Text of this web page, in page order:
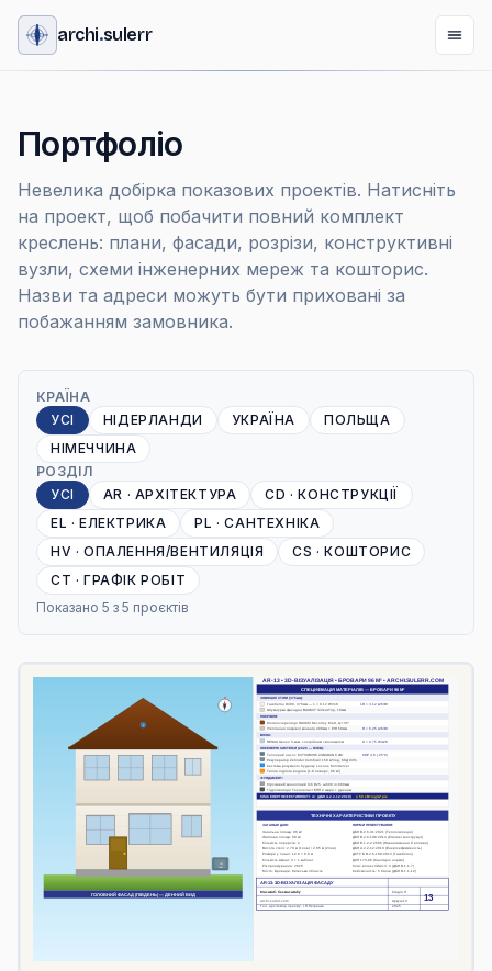
archi.sulerr
Портфоліо
Невелика добірка показових проектів. Натисніть
на проект, щоб побачити повний комплект
креслень: плани, фасади, розрізи, конструктивні
вузли, схеми інженерних мереж та кошторис.
Назви та адреси можуть бути приховані за
побажанням замовника.
КРАЇНА
УСІ
НІДЕРЛАНДИ УКРАЇНА
ПОЛЬЩА
НІМЕЧЧИНА
РОЗДІЛ
УСІ
AR · АРХІТЕКТУРА CD ·КОНСТРУКЦІЇ
EL · ЕЛЕКТРИКА PL ·САНТЕХНІКА
HV · ОПАЛЕННЯ/ВЕНТИЛЯЦІЯ CS ·КОШТОРИС
CT · ГРАФІК РОБІТ
Показано 5 з 5 проєктів